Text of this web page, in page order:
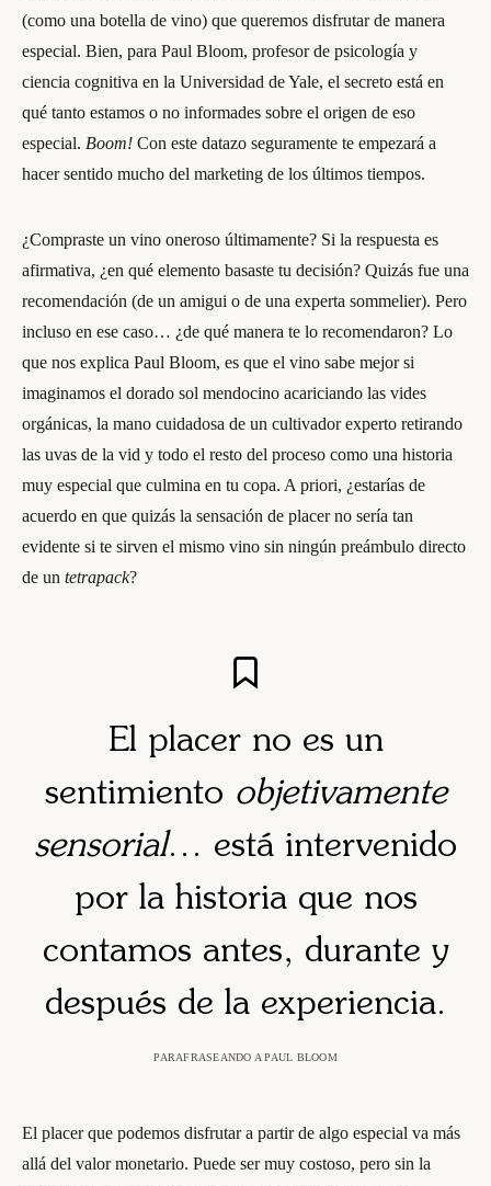
(como una botella de vino) que queremos disfrutar de manera
especial. Bien, para Paul Bloom, profesor de psicología y
ciencia cognitiva en la Universidad de Yale, el secreto está en
qué tanto estamos o no informades sobre el origen de eso
especial. Boom! Con este datazo seguramente te empezará a
hacer sentido mucho del marketing de los últimos tiempos.
¿Compraste un vino oneroso últimamente? Si la respuesta es
afirmativa, ¿en qué elemento basaste tu decisión? Quizás fue una
recomendación (de un amigui o de una experta sommelier). Pero
incluso en ese caso… ¿de qué manera te lo recomendaron? Lo
que nos explica Paul Bloom, es que el vino sabe mejor si
imaginamos el dorado sol mendocino acariciando las vides
orgánicas, la mano cuidadosa de un cultivador experto retirando
las uvas de la vid y todo el resto del proceso como una historia
muy especial que culmina en tu copa. A priori, ¿estarías de
acuerdo en que quizás la sensación de placer no sería tan
evidente si te sirven el mismo vino sin ningún preámbulo directo
de un tetrapack?
El placer no es un
sentimiento objetivamente
sensorial… está intervenido
por la historia que nos
contamos antes, durante y
después de la experiencia.
PARAFRASEANDO A PAUL BLOOM
El placer que podemos disfrutar a partir de algo especial va más
allá del valor monetario. Puede ser muy costoso, pero sin la